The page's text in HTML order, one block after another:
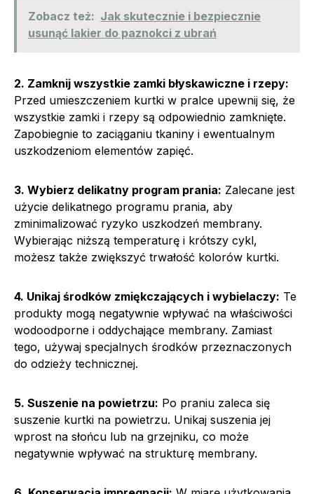
Zobacz też: Jak skutecznie i bezpiecznie
usunąć lakier do paznokci z ubrań
2. Zamknij wszystkie zamki błyskawiczne i rzepy:
Przed umieszczeniem kurtki w pralce upewnij się, że
wszystkie zamki i rzepy są odpowiednio zamknięte.
Zapobiegnie to zaciąganiu tkaniny i ewentualnym
uszkodzeniom elementów zapięć.
3. Wybierz delikatny program prania: Zalecane jest
użycie delikatnego programu prania, aby
zminimalizować ryzyko uszkodzeń membrany.
Wybierając niższą temperaturę i krótszy cykl,
możesz także zwiększyć trwałość kolorów kurtki.
4. Unikaj środków zmiękczających i wybielaczy: Te
produkty mogą negatywnie wpływać na właściwości
wodoodporne i oddychające membrany. Zamiast
tego, używaj specjalnych środków przeznaczonych
do odzieży technicznej.
5. Suszenie na powietrzu: Po praniu zaleca się
suszenie kurtki na powietrzu. Unikaj suszenia jej
wprost na słońcu lub na grzejniku, co może
negatywnie wpływać na strukturę membrany.